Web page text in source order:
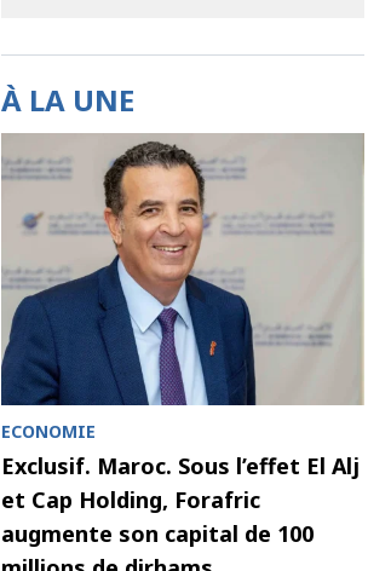
À LA UNE
ECONOMIE
Exclusif. Maroc. Sous l’effet El Alj
et Cap Holding, Forafric
augmente son capital de 100